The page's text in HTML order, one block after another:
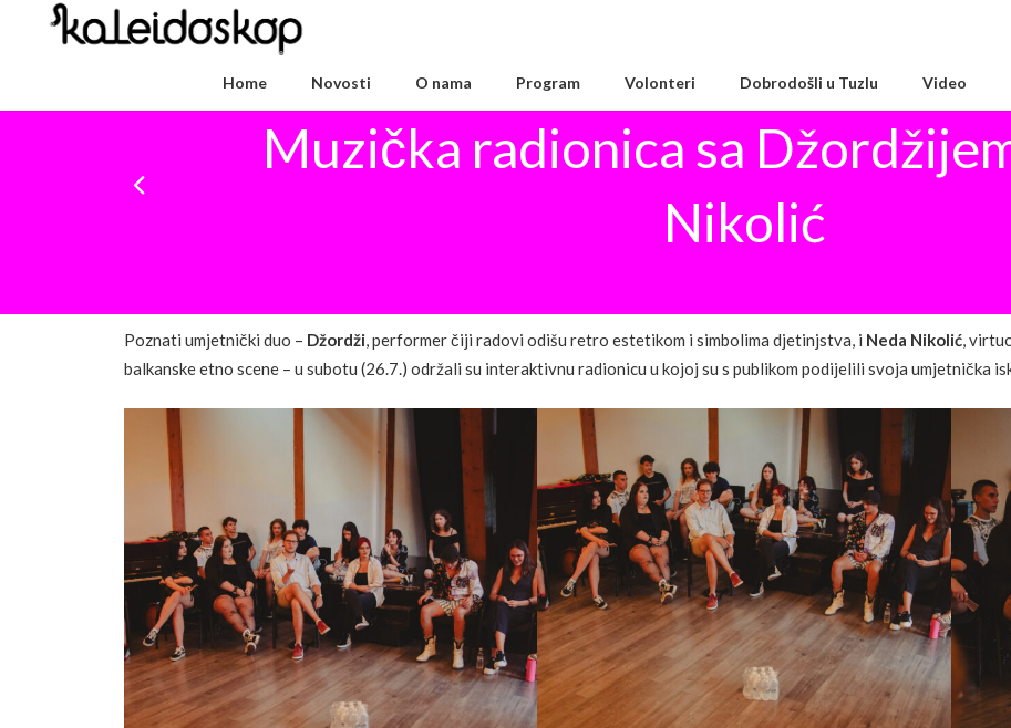
Home Novosti O nama Program Volonteri Dobrodošli u Tuzlu Video
Muzička radionica sa
Nikolić
Poznati umjetnički duo – Džordži, performer čiji radovi odišu retro estetikom i simbolima djetinjstva, i Neda Nikolić,
balkanske etno scene – u subotu (26.7.) održali su interaktivnu radionicu u kojoj su s publikom podijelili svoja umjetnička